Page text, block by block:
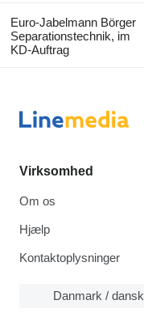
Euro-Jabelmann Börger
Separationstechnik, im
KD-Auftrag
Virksomhed
Om os
Hjælp
Kontaktoplysninger
Danmark / dansk